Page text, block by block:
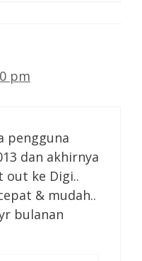
pm
pengguna
dan akhirnya
out ke Digi..
& mudah..
bulanan